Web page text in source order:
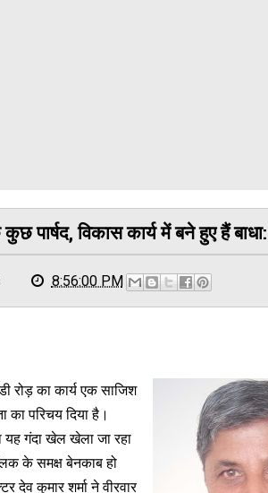
विकास कार्य में बने हुए हैं बाधा:
8:56:00 PM
का कार्य एक साजिश
परिचय दिया है।
यह गंदा खेल खेला जा रहा
के समक्ष बेनकाब हो
देव कुमार शर्मा ने वीरवार